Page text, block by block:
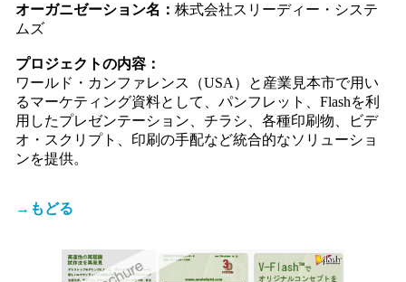
オーガニゼーション名： 株式会社スリーディー・システ
ムズ
プロジェクトの内容：
ワールド・カンファレンス（USA）と産業見本市で用い
るマーケティング資料として、パンフレット、Flashを利
用したプレゼンテーション、チラシ、各種印刷物、ビデ
オ・スクリプト、印刷の手配など統合的なソリューショ
ンを提供。
→もどる